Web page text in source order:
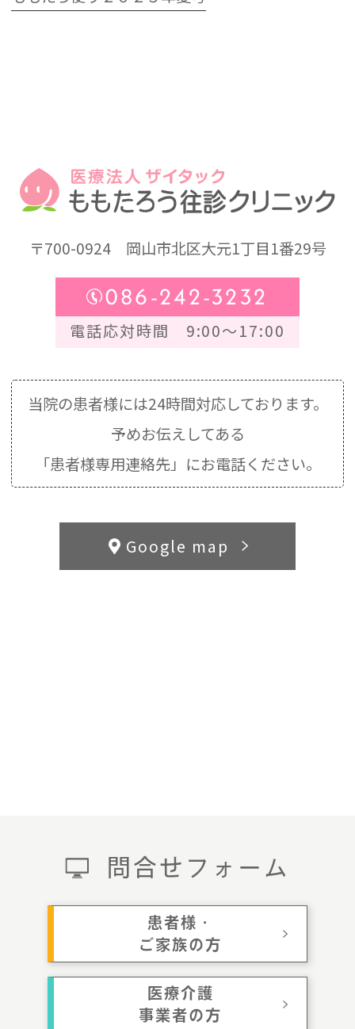
〒700-0924岡山市北区大元1丁目1番29号
086-242-3232
電話応対時間 9:00～17:00
当院の患者様には24時間対応しております。
予めお伝えしてある
「患者様専用連絡先」にお電話ください。
問合せフォーム
患者様・
ご家族の方
医療介護
事業者の方
Google map